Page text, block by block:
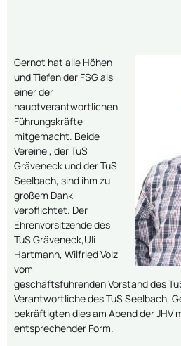
Gernot hat alle Höhen
und Tiefen der FSG als
einer der
hauptverantwortlichen
Führungskräfte
mitgemacht. Beide
Vereine , der TuS
Gräveneck und der TuS
Seelbach, sind ihm zu
großem Dank
verpflichtet. Der
Ehrenvorsitzende des
TuS Gräveneck,Uli
Hartmann, Wilfried Volz
vom
geschäftsführenden Vorstand des
Verantwortliche des TuS Seelbach,
bekräftigten dies am Abend der JHV
entsprechender Form.